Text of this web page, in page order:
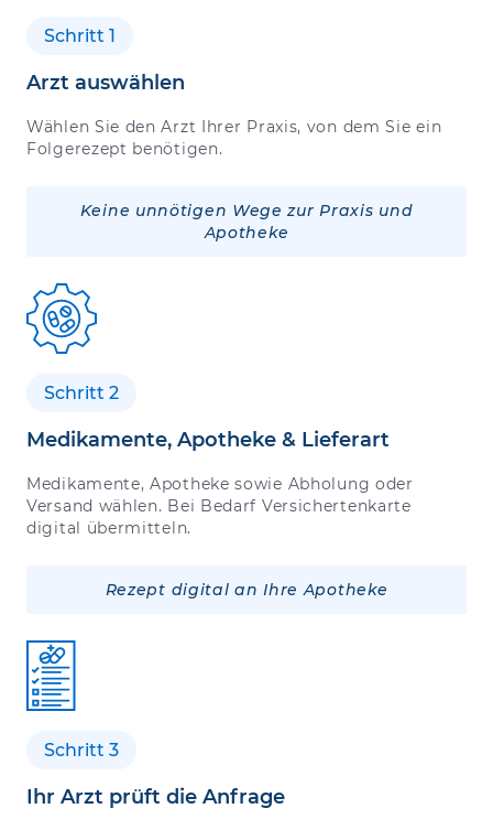
Schritt 1
Arzt auswählen
Wählen Sie den Arzt Ihrer Praxis, von dem Sie ein
Folgerezept benötigen.
Keine unnötigen Wege zur Praxis und
Apotheke
Schritt 2
Medikamente, Apotheke & Lieferart
Medikamente, Apotheke sowie Abholung oder
Versand wählen. Bei Bedarf Versichertenkarte
digital übermitteln.
Rezept digital an Ihre Apotheke
Schritt 3
Ihr Arzt prüft die Anfrage